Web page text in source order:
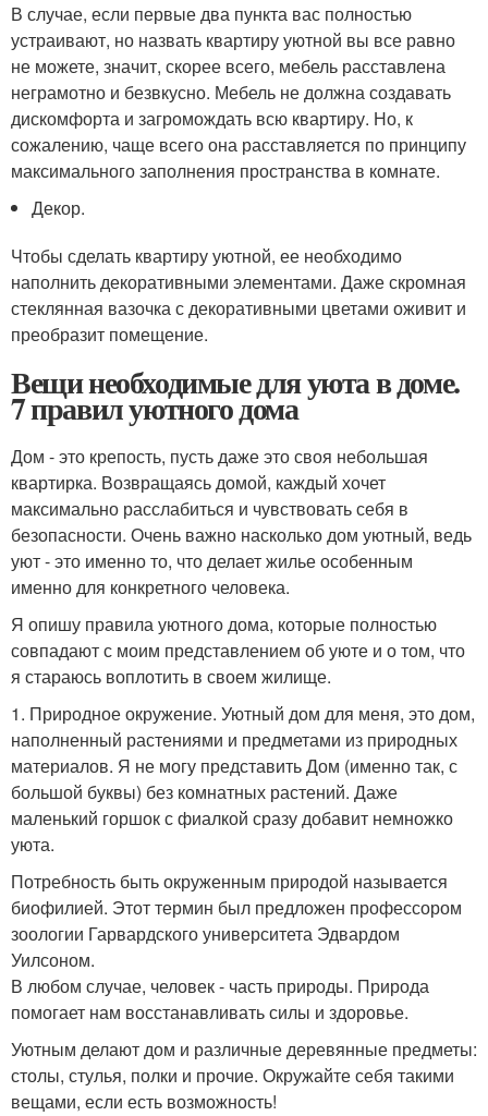
В случае, если первые два пункта вас полностью
устраивают, но назвать квартиру уютной вы все равно
не можете, значит, скорее всего, мебель расставлена
неграмотно и безвкусно. Мебель не должна создавать
дискомфорта и загромождать всю квартиру. Но, к
сожалению, чаще всего она расставляется по принципу
максимального заполнения пространства в комнате.
Декор.
Чтобы сделать квартиру уютной, ее необходимо
наполнить декоративными элементами. Даже скромная
стеклянная вазочка с декоративными цветами оживит и
преобразит помещение.
Вещи необходимые для уюта в доме.
7 правил уютного дома
Дом - это крепость, пусть даже это своя небольшая
квартирка. Возвращаясь домой, каждый хочет
максимально расслабиться и чувствовать себя в
безопасности. Очень важно насколько дом уютный, ведь
уют - это именно то, что делает жилье особенным
именно для конкретного человека.
Я опишу правила уютного дома, которые полностью
совпадают с моим представлением об уюте и о том, что
я стараюсь воплотить в своем жилище.
1. Природное окружение. Уютный дом для меня, это дом,
наполненный растениями и предметами из природных
материалов. Я не могу представить Дом (именно так, с
большой буквы) без комнатных растений. Даже
маленький горшок с фиалкой сразу добавит немножко
уюта.
Потребность быть окруженным природой называется
биофилией. Этот термин был предложен профессором
зоологии Гарвардского университета Эдвардом
Уилсоном.
В любом случае, человек - часть природы. Природа
помогает нам восстанавливать силы и здоровье.
Уютным делают дом и различные деревянные предметы:
столы, стулья, полки и прочие. Окружайте себя такими
вещами, если есть возможность!